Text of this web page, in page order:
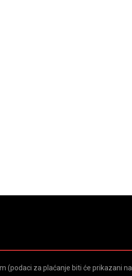
(podaci za plaćanje biti će prikazani na